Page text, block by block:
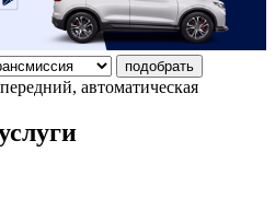
подобрать
автоматическая